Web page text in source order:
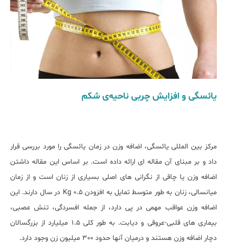
یائسگی و افزایش چربی ناحیه‌ی شکم
مرکز بین المللی یائسگی، اضافه وزن در زمان یائسگی را مورد بررسی قرار
داد و بر مبنای آن مقاله ای ارائه داده است. بر اساس این مقاله داشتن
اضافه وزن یا چاقی از نگرانی های اصلی بسیاری از زنان است و از زمان
میانسالی، زنان به طور متوسط تمایل به افزودن 0.5 Kg در سال دارند. این
اضافه وزن عواقب مهمی در پی دارد، از جمله افسردگی، تنش عصبی،
بیماری های قلبی-عروقی و دیابت. به طور کلی 1.5 میلیارد از بزرگسالان
دچار اضافه وزن هستند و درمیان آنها حدود 300 میلیون زن وجود دارد.